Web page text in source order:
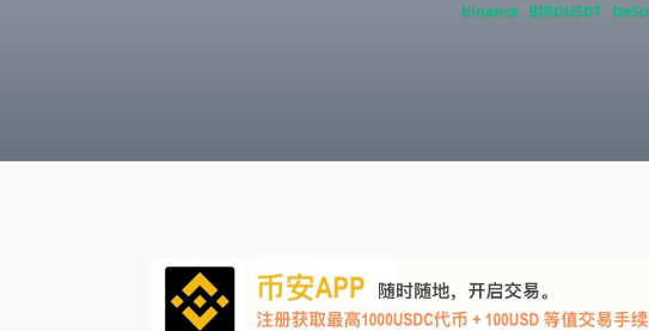
binance BIRDUSDT DeSo